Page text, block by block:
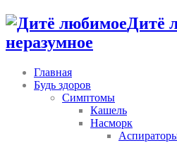
Дитё
неразумное
Главная
Будь здоров
Симптомы
Кашель
Насморк